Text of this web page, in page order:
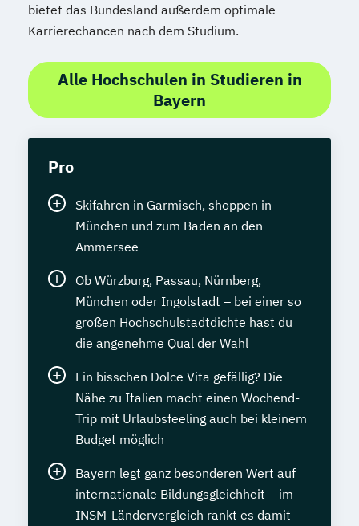
bietet das Bundesland außerdem optimale
Karrierechancen nach dem Studium.
Alle Hochschulen in Studieren in
Bayern
Pro
Skifahren in Garmisch, shoppen in
München und zum Baden an den
Ammersee
Ob Würzburg, Passau, Nürnberg,
München oder Ingolstadt – bei einer so
großen Hochschulstadtdichte hast du
die angenehme Qual der Wahl
Ein bisschen Dolce Vita gefällig? Die
Nähe zu Italien macht einen Wochend-
Trip mit Urlaubsfeeling auch bei kleinem
Budget möglich
Bayern legt ganz besonderen Wert auf
internationale Bildungsgleichheit – im
INSM-Ländervergleich rankt es damit